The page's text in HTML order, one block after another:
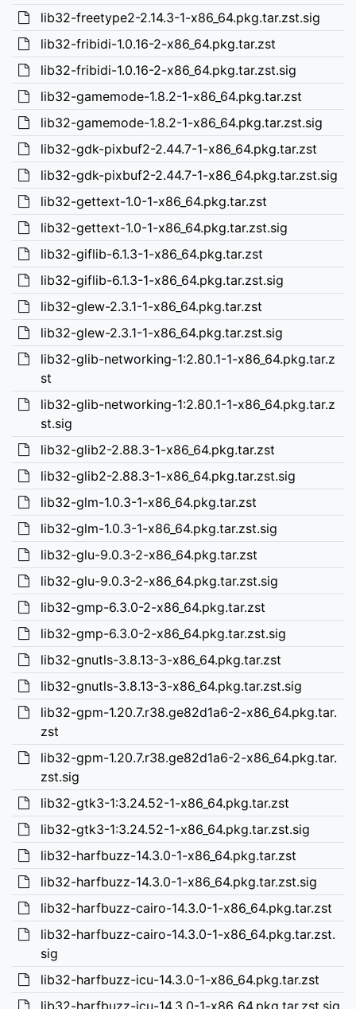
lib32-freetype2-2.14.3-1-x86_64.pkg.tar.zst.sig
lib32-fribidi-1.0.16-2-x86_64.pkg.tar.zst
lib32-fribidi-1.0.16-2-x86_64.pkg.tar.zst.sig
lib32-gamemode-1.8.2-1-x86_64.pkg.tar.zst
lib32-gamemode-1.8.2-1-x86_64.pkg.tar.zst.sig
lib32-gdk-pixbuf2-2.44.7-1-x86_64.pkg.tar.zst
lib32-gdk-pixbuf2-2.44.7-1-x86_64.pkg.tar.zst.sig
lib32-gettext-1.0-1-x86_64.pkg.tar.zst
lib32-gettext-1.0-1-x86_64.pkg.tar.zst.sig
lib32-giflib-6.1.3-1-x86_64.pkg.tar.zst
lib32-giflib-6.1.3-1-x86_64.pkg.tar.zst.sig
lib32-glew-2.3.1-1-x86_64.pkg.tar.zst
lib32-glew-2.3.1-1-x86_64.pkg.tar.zst.sig
lib32-glib-networking-1:2.80.1-1-x86_64.pkg.tar.z
st
lib32-glib-networking-1:2.80.1-1-x86_64.pkg.tar.z
st.sig
lib32-glib2-2.88.3-1-x86_64.pkg.tar.zst
lib32-glib2-2.88.3-1-x86_64.pkg.tar.zst.sig
lib32-glm-1.0.3-1-x86_64.pkg.tar.zst
lib32-glm-1.0.3-1-x86_64.pkg.tar.zst.sig
lib32-glu-9.0.3-2-x86_64.pkg.tar.zst
lib32-glu-9.0.3-2-x86_64.pkg.tar.zst.sig
lib32-gmp-6.3.0-2-x86_64.pkg.tar.zst
lib32-gmp-6.3.0-2-x86_64.pkg.tar.zst.sig
lib32-gnutls-3.8.13-3-x86_64.pkg.tar.zst
lib32-gnutls-3.8.13-3-x86_64.pkg.tar.zst.sig
lib32-gpm-1.20.7.r38.ge82d1a6-2-x86_64.pkg.tar.
zst
lib32-gpm-1.20.7.r38.ge82d1a6-2-x86_64.pkg.tar.
zst.sig
lib32-gtk3-1:3.24.52-1-x86_64.pkg.tar.zst
lib32-gtk3-1:3.24.52-1-x86_64.pkg.tar.zst.sig
lib32-harfbuzz-14.3.0-1-x86_64.pkg.tar.zst
lib32-harfbuzz-14.3.0-1-x86_64.pkg.tar.zst.sig
lib32-harfbuzz-cairo-14.3.0-1-x86_64.pkg.tar.zst
lib32-harfbuzz-cairo-14.3.0-1-x86_64.pkg.tar.zst.
sig
lib32-harfbuzz-icu-14.3.0-1-x86_64.pkg.tar.zst
lib32-harfbuzz-icu-14.3.0-1-x86_64.pkg.tar.zst.sig